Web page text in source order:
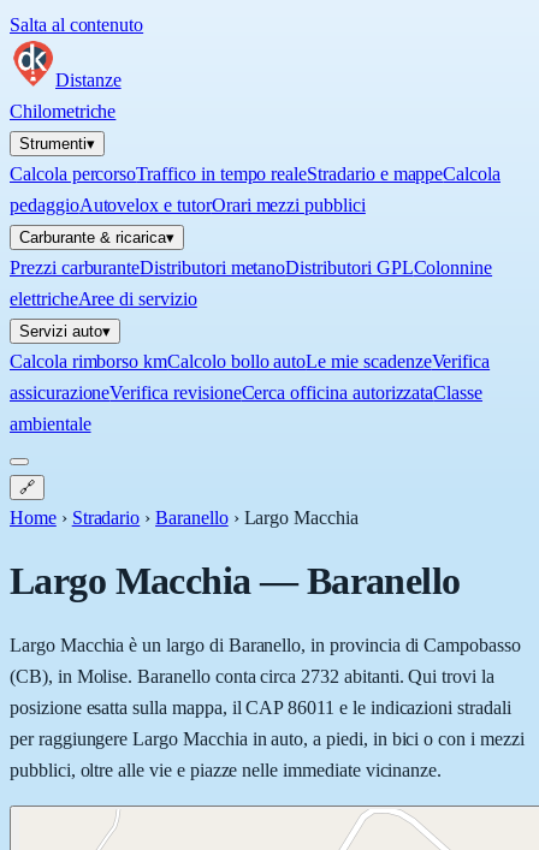
Salta al contenuto
Distanze
Chilometriche
Strumenti▾
Calcola percorsoTraffico in tempo realeStradario e mappeCalcola
pedaggioAutovelox e tutorOrari mezzi pubblici
Carburante & ricarica▾
Prezzi carburanteDistributori metanoDistributori GPLColonnine
elettricheAree di servizio
Servizi auto▾
Calcola rimborso kmCalcolo bollo autoLe mie scadenzeVerifica
assicurazioneVerifica revisioneCerca officina autorizzataClasse
ambientale
🔗
Home › Stradario › Baranello › Largo Macchia
Largo Macchia—Baranello
Largo Macchia è un largo di Baranello, in provincia di Campobasso
(CB), in Molise. Baranello conta circa 2732 abitanti. Qui trovi la
posizione esatta sulla mappa, il CAP 86011 e le indicazioni stradali
per raggiungere Largo Macchia in auto, a piedi, in bici o con i mezzi
pubblici, oltre alle vie e piazze nelle immediate vicinanze.